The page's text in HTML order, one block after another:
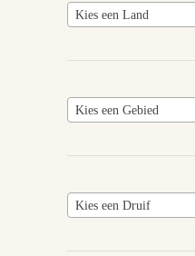
Kies een Land
Kies een Gebied
Kies een Druif